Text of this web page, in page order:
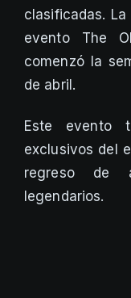
clasificadas.
evento The
comenzó la
de abril.
Este evento
exclusivos del
regreso de
legendarios.